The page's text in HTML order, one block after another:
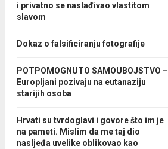
i privatno se naslađivao vlastitom
slavom
Dokaz o falsificiranju fotografije
POTPOMOGNUTO SAMOUBOJSTVO –
Europljani pozivaju na eutanaziju
starijih osoba
Hrvati su tvrdoglavi i govore što im je
na pameti. Mislim da me taj dio
nasljeđa uvelike oblikovao kao